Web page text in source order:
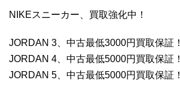
NIKEスニーカー、買取強化中！
JORDAN 3、中古最低3000円買取保証！
JORDAN 4、中古最低5000円買取保証！
JORDAN 5、中古最低5000円買取保証！